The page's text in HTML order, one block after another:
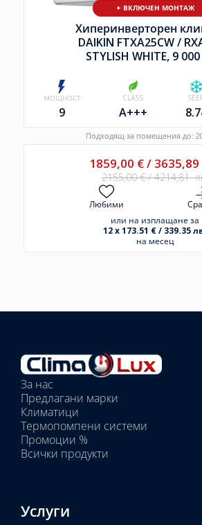
+ ВКЛЮЧЕН МОНТАЖ
Хиперинверторен
DAIKIN FTXA25CW /
STYLISH WHITE, 9
МОЩНОСТ
9
CLASS
A+++
Подходящ за помещения до:
1859,00 €/ 3635,89
2155,00€/4214,81
Любими
или на изплащане за
12 x 173.51 € / 339.35
на месец
Избрани
вътрешни
тела:
Избрано
тяло:
За нас
Предлагани марки
Климатици
Термопомпени системи
Промоции %
Всички продукти
Услуги